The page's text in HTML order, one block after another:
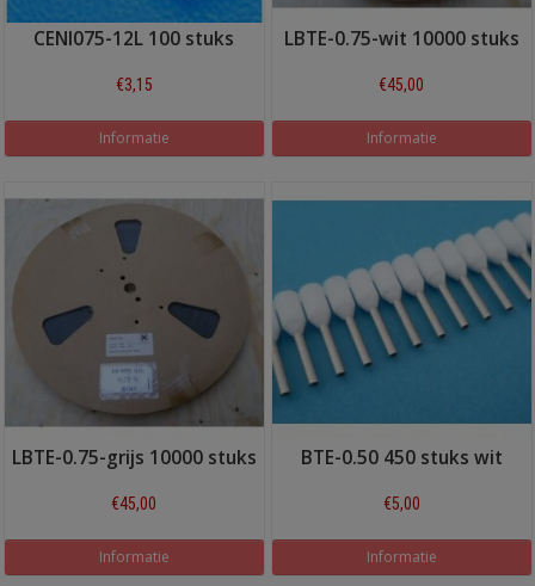
CENI075-12L 100 stuks
€3,15
Informatie
LBTE-0.75-wit 10000 stuks
€45,00
Informatie
LBTE-0.75-grijs 10000 stuks
€45,00
Informatie
BTE-0.50 450 stuks wit
€5,00
Informatie